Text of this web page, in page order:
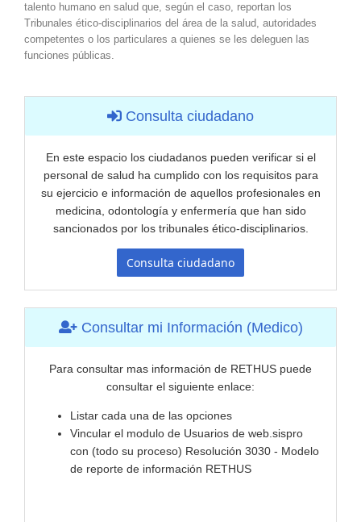
​talento humano en salud que, según el caso, reportan los
Tribunales ético-disciplinarios del área de la salud, autoridades
competentes o los particulares a quienes se les deleguen las
funciones públicas.
Consulta ciudadano
En este espacio los ciudadanos pueden verificar si el
personal de salud ha cumplido con los requisitos para
su ejercicio e información de aquellos profesionales en
medicina, odontología y enfermería que han sido
sancionados por los tribunales ético-disciplinarios.​
Consulta ciudadano
Consultar mi Información​ (Medico)
Para consultar mas información de RETHUS puede
consultar el siguiente enlace:
​Listar cada una de las opciones ​
Vincular el modulo de Usuarios de web.sispro
con (todo su proceso) Resolución 3030 - Modelo
de reporte de información RETHUS